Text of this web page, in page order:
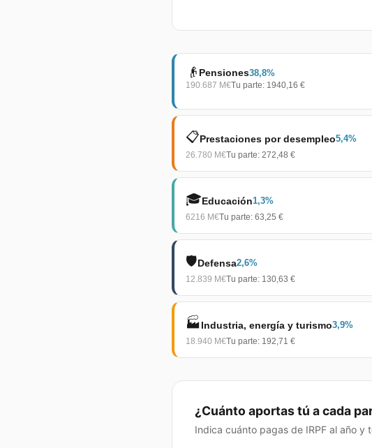
👴 Pensiones38,8%
190.687 M€Tu parte: 1940,16 €
📋Prestaciones por desempleo5,4%
26.780 M€Tu parte: 272,48 €
🎓Educación1,3%
6216 M€Tu parte: 63,25 €
🛡️Defensa2,6%
12.839 M€Tu parte: 130,63 €
🏭Industria, energía y turismo3,9%
18.940 M€Tu parte: 192,71 €
¿Cuánto aportas tú a cada
Indica cuánto pagas de IRPF al año